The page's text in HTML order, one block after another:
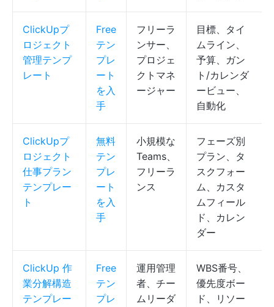
ClickUpプ
ロジェクト
管理テンプ
レート
Free
テン
プレ
ート
を入
手
フリーラ
ンサー、
プロジェ
クトマネ
ージャー
目標、タイ
ムライン、
予算、ガン
ト/カレンダ
ービュー、
自動化
ClickUpプ
ロジェクト
仕事プラン
テンプレー
ト
無料
テン
プレ
ート
を入
手
小規模な
Teams、
フリーラ
ンス
フェーズ別
プラン、タ
スクフォー
ム、カスタ
ムフィール
ド、カレン
ダー
ClickUp 作
業分解構造
テンプレー
Free
テン
プレ
運用管理
者、チー
ムリーダ
WBS番号、
優先度ボー
ド、リソー